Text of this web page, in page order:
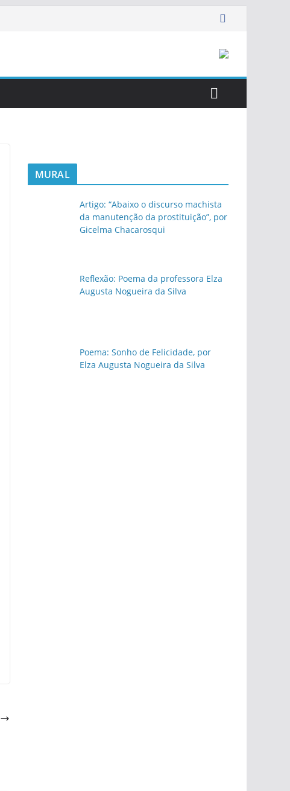
MURAL
Artigo: “Abaixo o discurso machista
da manutenção da prostituição”, por
Gicelma Chacarosqui
Reflexão: Poema da professora Elza
Augusta Nogueira da Silva
Poema: Sonho de Felicidade, por
Elza Augusta Nogueira da Silva